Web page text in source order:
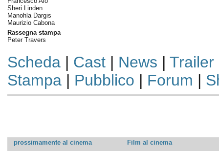
Sheri Linden
Manohla Dargis
Maurizio Cabona
Rassegna stampa
Peter Travers
Scheda| Cast| News | Trailer
Stampa| Pubblico | Forum |
prossimamente al cinema
Film al cinema